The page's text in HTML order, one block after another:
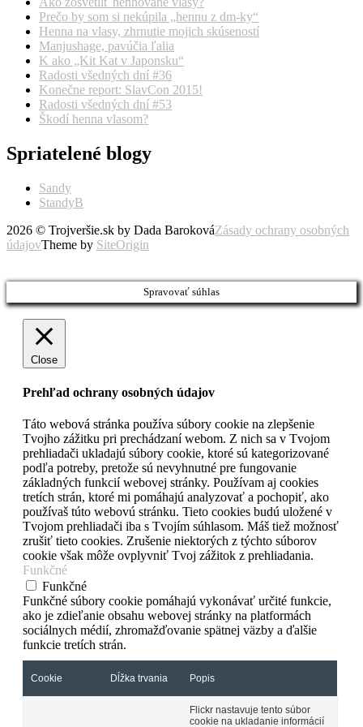
Prečo by som si nekúpila „hennu z dm-ky“
Henna na vlasy, zhrnutie mojich skúseností
Manjushage, pavúčia ľalia
K ako „Kit Kat v Japonsku“
Radosti všedných dní #36
Konečne report: SlavCon 2015!
Radosti všedných dní #53
Škodí henna vlasom?
Spriatelené blogy
Sandy
StandyB
2026 © Trojveršie.sk by Dada BarokováZásady ochrany osobných
údajovTheme by SiteOrigin
Spravovať súhlas
Close
Prehľad ochrany osobných údajov
Táto webová stránka používa súbory cookie na zlepšenie
Tvojho zážitku pri prechádzaní webom. Z nich sa v Tvojom
prehliadači ukladajú súbory cookie, ktoré sú kategorizované
podľa potreby, pretože sú nevyhnutné pre fungovanie
základných funkcií webovej stránky. Používam aj cookies
tretích strán, ktoré mi pomáhajú analyzovať a pochopiť, ako
používaš túto webovú stránku. Tieto cookies budú uložené v
Tvojom prehliadači iba s Tvojím súhlasom. Máš tiež možnosť
zrušiť tieto cookies. Zrušenie niektorých z týchto súborov
cookie však môže ovplyvniť Tvoj zážitok z prehliadania.
Funkčné
Funkčné
Funkčné súbory cookie pomáhajú vykonávať určité funkcie,
ako je zdieľanie obsahu webovej stránky na platformách
sociálnych médií, zhromažďovanie spätnej väzby a ďalšie
funkcie tretích strán.
Cookie Dĺžka trvania Popis
Flickr nastavuje tento súbor
cookie na ukladanie informácií